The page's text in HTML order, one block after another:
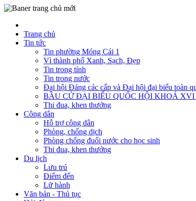
Trang chủ
Tin tức
Tin phường Móng Cái 1
Vì thành phố Xanh, Sạch, Đẹp
Tin trong tỉnh
Tin trong nước
Đại hội Đảng các cấp và Đại hội đại biểu toàn
BẦU CỬ ĐẠI BIỂU QUỐC HỘI KHOÁ
Thi đua, khen thưởng
Công dân
Hỗ trợ công dân
Phòng, chống dịch
Phòng chống đuối nước cho học sinh
Thi đua, khen thưởng
Du lịch
Lưu trú
Điểm đến
Lữ hành
Văn bản - Thủ tục